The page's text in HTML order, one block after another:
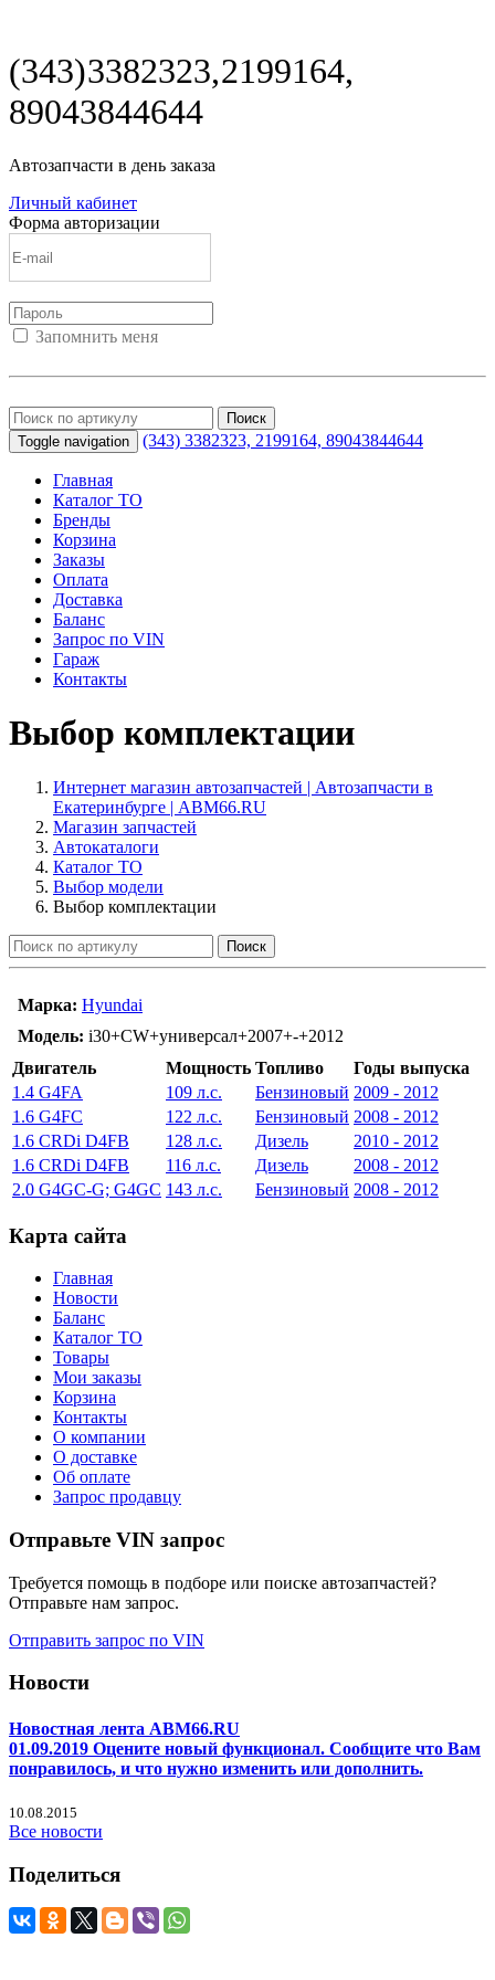
(343) 3382323, 2199164,
89043844644
Автозапчасти в день заказа
Личный кабинет
Форма авторизации
Запомнить меня
Поиск
Toggle navigation
(343) 3382323, 2199164, 89043844644
Главная
Каталог ТО
Бренды
Корзина
Заказы
Оплата
Доставка
Баланс
Запрос по VIN
Гараж
Контакты
Выбор комплектации
Интернет магазин автозапчастей | Автозапчасти в
Екатеринбурге | ABM66.RU
Магазин запчастей
Автокаталоги
Каталог ТО
Выбор модели
Выбор комплектации
Поиск
Марка: Hyundai
Модель: i30+CW+универсал+2007+-+2012
Двигатель
Мощность Топливо
Годы выпуска
1.4 G4FA
109 л.с. Бензиновый 2009 - 2012
1.6 G4FC
122 л.с. Бензиновый 2008 - 2012
1.6 CRDi D4FB
128 л.с. Дизель
2010 - 2012
1.6 CRDi D4FB
116 л.с. Дизель
2008 - 2012
2.0 G4GC-G; G4GC 143 л.с. Бензиновый 2008 - 2012
Карта сайта
Главная
Новости
Баланс
Каталог ТО
Товары
Мои заказы
Корзина
Контакты
О компании
О доставке
Об оплате
Запрос продавцу
Отправьте VIN запрос
Требуется помощь в подборе или поиске автозапчастей?
Отправьте нам запрос.
Отправить запрос по VIN
Новости
Новостная лента ABM66.RU
01.09.2019 Оцените новый функционал. Сообщите что Вам
понравилось, и что нужно изменить или дополнить.
10.08.2015
Все новости
Поделиться